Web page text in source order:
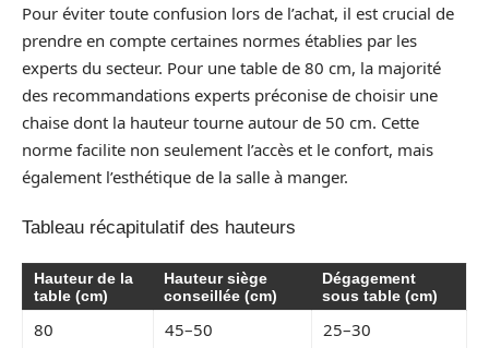
Pour éviter toute confusion lors de l’achat, il est crucial de
prendre en compte certaines normes établies par les
experts du secteur. Pour une table de 80 cm, la majorité
des recommandations experts préconise de choisir une
chaise dont la hauteur tourne autour de 50 cm. Cette
norme facilite non seulement l’accès et le confort, mais
également l’esthétique de la salle à manger.
Tableau récapitulatif des hauteurs
Hauteur de la
table (cm)
Hauteur siège
conseillée (cm)
Dégagement
sous table (cm)
80 45–50
25–30